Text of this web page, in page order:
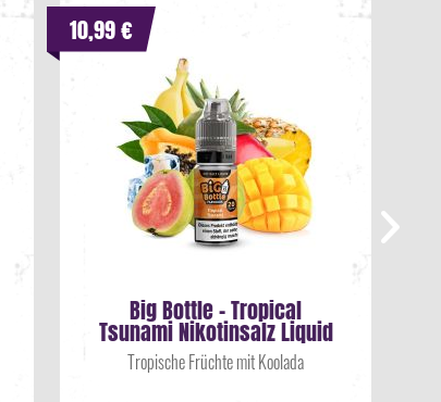
Big Bottle - Tropical
Tsunami Nikotinsalz Liquid
Tropische Früchte mit Koolada
10,99 €